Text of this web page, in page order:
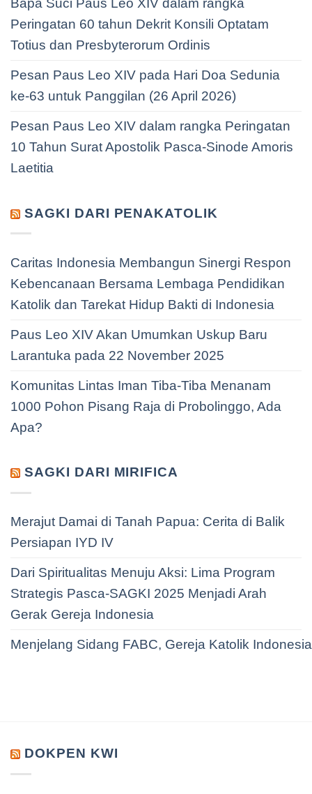
Bapa Suci Paus Leo XIV dalam rangka
Peringatan 60 tahun Dekrit Konsili Optatam
Totius dan Presbyterorum Ordinis
Pesan Paus Leo XIV pada Hari Doa Sedunia
ke-63 untuk Panggilan (26 April 2026)
Pesan Paus Leo XIV dalam rangka Peringatan
10 Tahun Surat Apostolik Pasca-Sinode Amoris
Laetitia
SAGKI DARI PENAKATOLIK
Caritas Indonesia Membangun Sinergi Respon
Kebencanaan Bersama Lembaga Pendidikan
Katolik dan Tarekat Hidup Bakti di Indonesia
Paus Leo XIV Akan Umumkan Uskup Baru
Larantuka pada 22 November 2025
Komunitas Lintas Iman Tiba-Tiba Menanam
1000 Pohon Pisang Raja di Probolinggo, Ada
Apa?
SAGKI DARI MIRIFICA
Merajut Damai di Tanah Papua: Cerita di Balik
Persiapan IYD IV
Dari Spiritualitas Menuju Aksi: Lima Program
Strategis Pasca-SAGKI 2025 Menjadi Arah
Gerak Gereja Indonesia
Menjelang Sidang FABC, Gereja Katolik
DOKPEN KWI